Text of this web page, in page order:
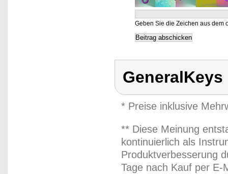
Geben Sie die Zeichen aus dem
* Preise inklusive
** Diese Meinung
kontinuierlich als
Produktverbesserung
Tage nach Kauf per E-